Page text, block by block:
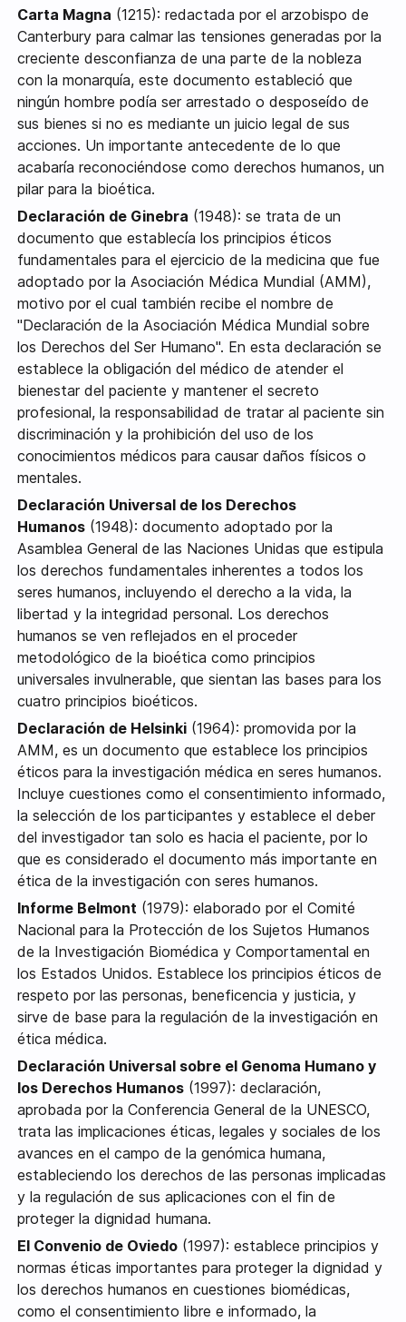
Carta Magna (1215): redactada por el arzobispo de
Canterbury para calmar las tensiones generadas por la
creciente desconfianza de una parte de la nobleza
con la monarquía, este documento estableció que
ningún hombre podía ser arrestado o desposeído de
sus bienes si no es mediante un juicio legal de sus
acciones. Un importante antecedente de lo que
acabaría reconociéndose como derechos humanos, un
pilar para la bioética.
Declaración de Ginebra (1948): se trata de un
documento que establecía los principios éticos
fundamentales para el ejercicio de la medicina que fue
adoptado por la Asociación Médica Mundial (AMM),
motivo por el cual también recibe el nombre de
"Declaración de la Asociación Médica Mundial sobre
los Derechos del Ser Humano". En esta declaración se
establece la obligación del médico de atender el
bienestar del paciente y mantener el secreto
profesional, la responsabilidad de tratar al paciente sin
discriminación y la prohibición del uso de los
conocimientos médicos para causar daños físicos o
mentales.
Declaración Universal de los Derechos
Humanos (1948): documento adoptado por la
Asamblea General de las Naciones Unidas que estipula
los derechos fundamentales inherentes a todos los
seres humanos, incluyendo el derecho a la vida, la
libertad y la integridad personal. Los derechos
humanos se ven reflejados en el proceder
metodológico de la bioética como principios
universales invulnerable, que sientan las bases para los
cuatro principios bioéticos.
Declaración de Helsinki (1964): promovida por la
AMM, es un documento que establece los principios
éticos para la investigación médica en seres humanos.
Incluye cuestiones como el consentimiento informado,
la selección de los participantes y establece el deber
del investigador tan solo es hacia el paciente, por lo
que es considerado el documento más importante en
ética de la investigación con seres humanos.
Informe Belmont (1979): elaborado por el Comité
Nacional para la Protección de los Sujetos Humanos
de la Investigación Biomédica y Comportamental en
los Estados Unidos. Establece los principios éticos de
respeto por las personas, beneficencia y justicia, y
sirve de base para la regulación de la investigación en
ética médica.
Declaración Universal sobre el Genoma Humano y
los Derechos Humanos (1997): declaración,
aprobada por la Conferencia General de la UNESCO,
trata las implicaciones éticas, legales y sociales de los
avances en el campo de la genómica humana,
estableciendo los derechos de las personas implicadas
y la regulación de sus aplicaciones con el fin de
proteger la dignidad humana.
El Convenio de Oviedo (1997): establece principios y
normas éticas importantes para proteger la dignidad y
los derechos humanos en cuestiones biomédicas,
como el consentimiento libre e informado, la